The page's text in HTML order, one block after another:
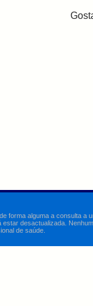
forma alguma a consulta
desactualizada.
de saúde.